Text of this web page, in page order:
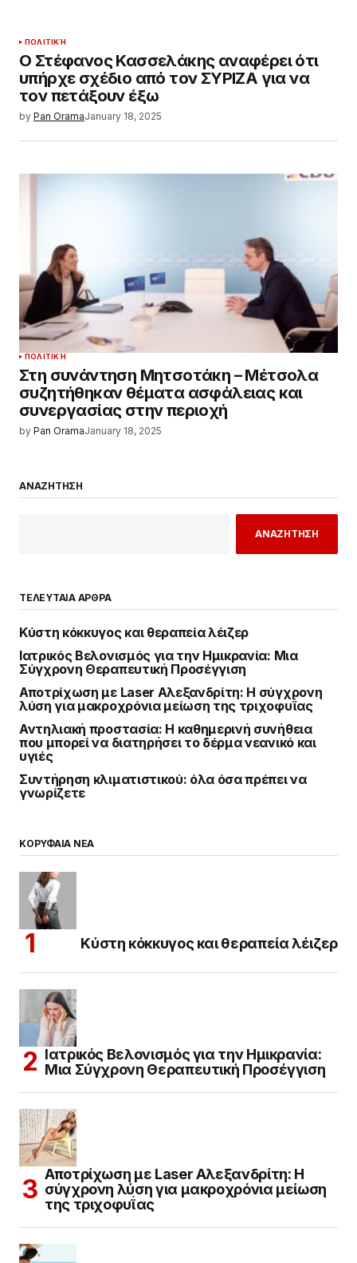
ΠΟΛΙΤΙΚΉ
Ο Στέφανος Κασσελάκης αναφέρει ότι
υπήρχε σχέδιο από τον ΣΥΡΙΖΑ για να
τον πετάξουν έξω
by Pan OramaJanuary 18, 2025
ΠΟΛΙΤΙΚΉ
Στη συνάντηση Μητσοτάκη – Μέτσολα
συζητήθηκαν θέματα ασφάλειας και
συνεργασίας στην περιοχή
by Pan OramaJanuary 18, 2025
ΑΝΑΖΗΤΗΣΗ
ΑΝΑΖΗΤΗΣΗ
ΤΕΛΕΥΤΑΙΑ ΑΡΘΡΑ
Κύστη κόκκυγος και θεραπεία λέιζερ
Ιατρικός Βελονισμός για την Ημικρανία: Μια
Σύγχρονη Θεραπευτική Προσέγγιση
Αποτρίχωση με Laser Αλεξανδρίτη: Η σύγχρονη
λύση για μακροχρόνια μείωση της τριχοφυΐας
Αντηλιακή προστασία: Η καθημερινή συνήθεια
που μπορεί να διατηρήσει το δέρμα νεανικό και
υγιές
Συντήρηση κλιματιστικού: όλα όσα πρέπει να
γνωρίζετε
ΚΟΡΥΦΑΙΑ ΝΕΑ
Κύστη κόκκυγος και θεραπεία λέιζερ
Ιατρικός Βελονισμός για την Ημικρανία:
Μια Σύγχρονη Θεραπευτική Προσέγγιση
Αποτρίχωση με Laser Αλεξανδρίτη: Η
σύγχρονη λύση για μακροχρόνια μείωση
της τριχοφυΐας